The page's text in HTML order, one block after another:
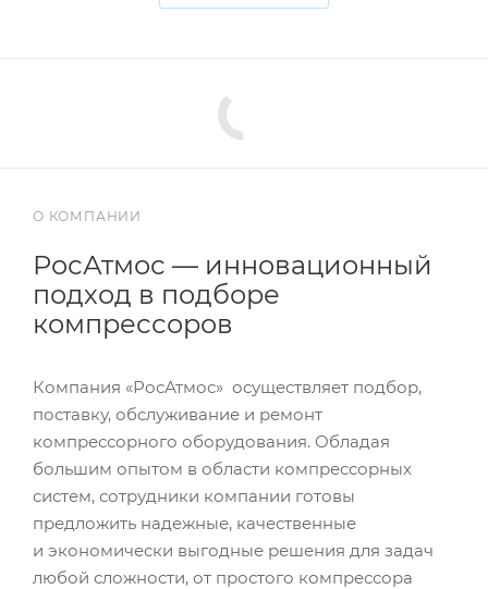
О КОМПАНИИ
РосАтмос — инновационный
подход в подборе
компрессоров
Компания «РосАтмос» осуществляет подбор,
поставку, обслуживание и ремонт
компрессорного оборудования. Обладая
большим опытом в области компрессорных
систем, сотрудники компании готовы
предложить надежные, качественные
и экономически выгодные решения для задач
любой сложности, от простого компрессора